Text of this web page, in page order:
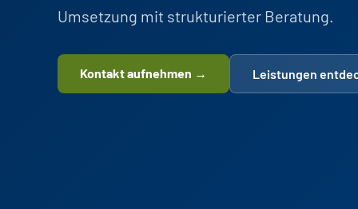
Umsetzung mit strukturierter Beratung.
Kontakt aufnehmen → Leistungen